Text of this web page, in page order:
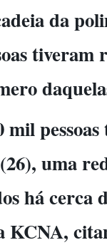
da
mil
uma
há cerca
KCNA,